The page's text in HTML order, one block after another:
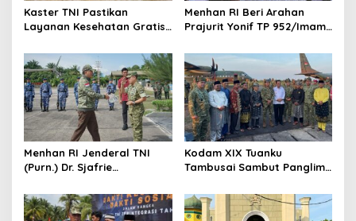
s
Kaster TNI Pastikan
Layanan Kesehatan Gratis
XIX Tuanku Tambusai Hadir
untuk Masyarakat Lingga
Menhan RI Beri Arahan
Prajurit Yonif TP 952/Imam
Tambusai Percepat
Penguatan Satuan
Menhan RI Jenderal TNI
(Purn.) Dr. Sjafrie
Pekanbaru, Kodam XIX
Tuanku Tambusai Kawal
Kodam XIX Tuanku
Tambusai Sambut Panglima
Kesiapan Latihan
Terintegrasi TNI 2026